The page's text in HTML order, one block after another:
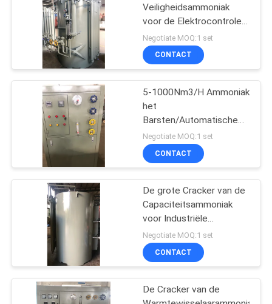
Waterstofgenerators
Ammoniakcracker
Veiligheidsammoniak
voor de Elektrocontrole
van de
Waterstofgeneratie
Negotiate MOQ:1 set
CONTACT
5-1000Nm3/H Ammoniak
het
Barsten/Automatische
de Generator Eenvoudige
Installatie van het
Ammoniakgas
Negotiate MOQ:1 set
CONTACT
De grote Cracker van de
Capaciteitsammoniak
voor Industriële
Galvaniserende Oven
Negotiate MOQ:1 set
CONTACT
De Cracker van de